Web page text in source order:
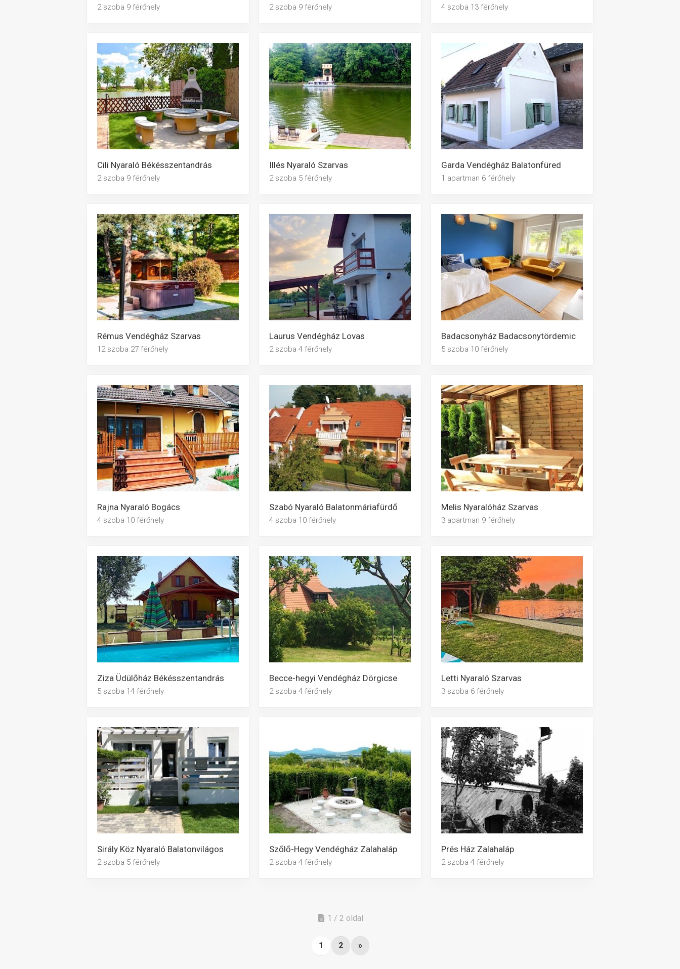
2 szoba 9 férőhely 2 szoba 9 férőhely 4 szoba 13 férőhely
Cili Nyaraló Békésszentandrás
2 szoba 9 férőhely
Illés Nyaraló Szarvas
2 szoba 5 férőhely
Garda Vendégház Balatonfüred
1 apartman 6 férőhely
Rémus Vendégház Szarvas
12 szoba 27 férőhely
Laurus Vendégház Lovas
2 szoba 4 férőhely
Badacsonyház Badacsonytördemic
5 szoba 10 férőhely
Rajna Nyaraló Bogács
4 szoba 10 férőhely
Szabó Nyaraló Balatonmáriafürdő
4 szoba 10 férőhely
Melis Nyaralóház Szarvas
3 apartman 9 férőhely
Ziza Üdülőház Békésszentandrás
5 szoba 14 férőhely
Becce-hegyi Vendégház Dörgicse
2 szoba 4 férőhely
Letti Nyaraló Szarvas
3 szoba 6 férőhely
Sirály Köz Nyaraló Balatonvilágos
2 szoba 5 férőhely
Szőlő-Hegy Vendégház Zalahaláp
2 szoba 4 férőhely
Prés Ház Zalahaláp
2 szoba 4 férőhely
1 / 2 oldal
1 2 »